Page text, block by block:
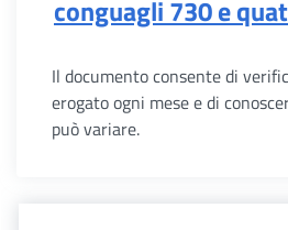
conguagli 730 e
Il documento consente di
erogato ogni mese e di
può variare.